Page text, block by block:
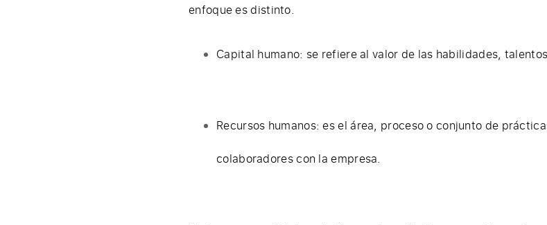
enfoque es distinto.
Capital humano: se refiere al valor de las habilidades,
Recursos humanos: es el área, proceso o conjunto de
colaboradores con la empresa.